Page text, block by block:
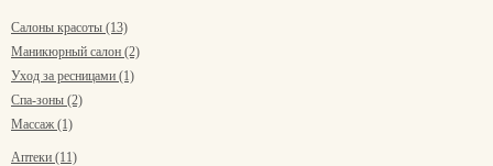
Салоны красоты (13)
Маникюрный салон (2)
Уход за ресницами (1)
Спа-зоны (2)
Массаж (1)
Аптеки (11)